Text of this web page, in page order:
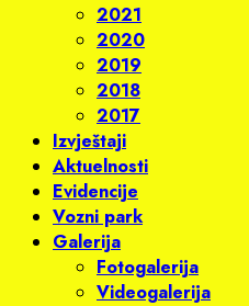
2021
2020
2019
2018
2017
Izvještaji
Aktuelnosti
Evidencije
Vozni park
Galerija
Fotogalerija
Videogalerija